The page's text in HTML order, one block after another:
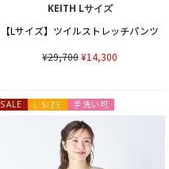
KEITH Lサイズ
【Lサイズ】ツイルストレッチパンツ
¥29,700¥14,300
SALE L SIZE 手洗い可